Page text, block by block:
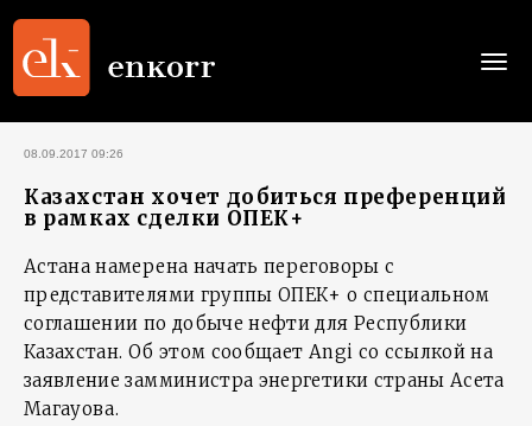
08.09.2017 09:26
Казахстан хочет добиться преференций
в рамках сделки ОПЕК+
Астана намерена начать переговоры с
представителями группы ОПЕК+ о специальном
соглашении по добыче нефти для Республики
Казахстан. Об этом сообщает Angi со ссылкой на
заявление замминистра энергетики страны Асета
Магауова.